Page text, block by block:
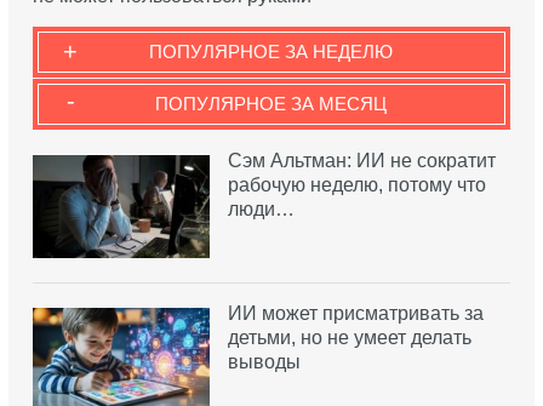
ПОПУЛЯРНОЕ ЗА НЕДЕЛЮ
+
ПОПУЛЯРНОЕ ЗА МЕСЯЦ
-
Сэм Альтман: ИИ не сократит
рабочую неделю, потому что
люди…
ИИ может присматривать за
детьми, но не умеет делать
выводы